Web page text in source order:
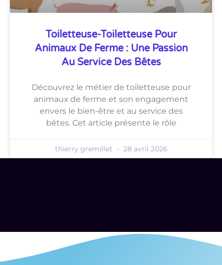
Toiletteuse-Toiletteuse Pour
Animaux De Ferme : Une Passion
Au Service Des Bêtes
Découvrez le métier de toiletteuse pour
animaux de ferme et son engagement
envers le bien-être et au service des
bêtes. Cet article présente le rôle
thierry gremillet 28 avril 2026